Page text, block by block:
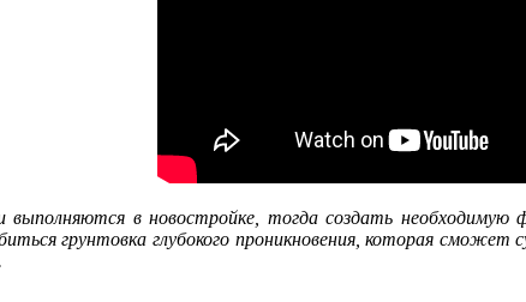
в новостройке, тогда создать
грунтовка глубокого проникновения, которая